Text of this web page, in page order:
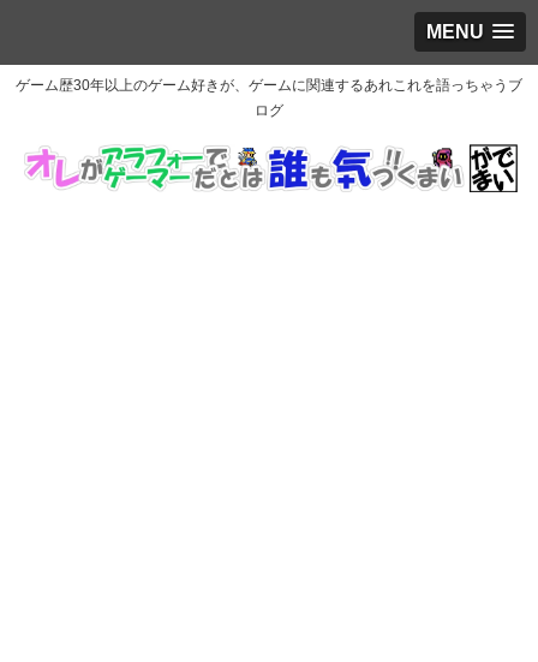
MENU
ゲーム歴30年以上のゲーム好きが、ゲームに関連するあれこれを語っちゃうブ
ログ